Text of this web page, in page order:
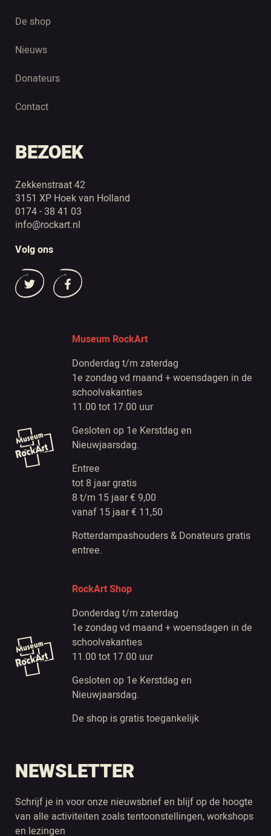
De shop
Nieuws
Donateurs
Contact
BEZOEK
Zekkenstraat 42
3151 XP Hoek van Holland
0174 - 38 41 03
info@rockart.nl
Volg ons
Museum RockArt
Donderdag t/m zaterdag
1e zondag vd maand + woensdagen in de
schoolvakanties
11.00 tot 17.00 uur
Gesloten op 1e Kerstdag en
Nieuwjaarsdag.
Entree
tot 8 jaar gratis
8 t/m 15 jaar € 9,00
vanaf 15 jaar € 11,50
Rotterdampashouders & Donateurs gratis
entree.
RockArt Shop
Donderdag t/m zaterdag
1e zondag vd maand + woensdagen in de
schoolvakanties
11.00 tot 17.00 uur
Gesloten op 1e Kerstdag en
Nieuwjaarsdag.
De shop is gratis toegankelijk
NEWSLETTER
Schrijf je in voor onze nieuwsbrief en blijf op de hoogte
van alle activiteiten zoals tentoonstellingen, workshops
en lezingen